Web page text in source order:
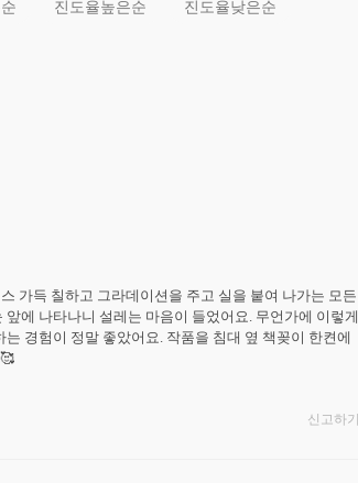
진도율높은순 진도율낮은순
가득 칠하고 그라데이션을 주고 실을 붙여 나가는 모든
에 나타나니 설레는 마음이 들었어요. 무언가에 이렇게
경험이 정말 좋았어요. 작품을 침대 옆 책꽂이 한켠에
신고하기